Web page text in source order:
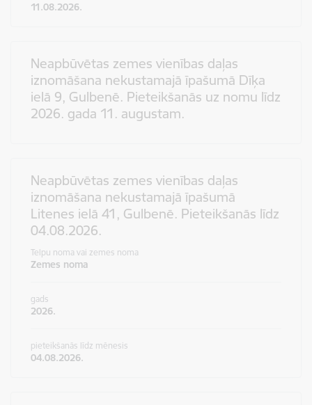
11.08.2026.
Neapbūvētas zemes vienības daļas
iznomāšana nekustamajā īpašumā Dīķa
ielā 9, Gulbenē. Pieteikšanās uz nomu līdz
2026. gada 11. augustam.
Neapbūvētas zemes vienības daļas
iznomāšana nekustamajā īpašumā
Litenes ielā 41, Gulbenē. Pieteikšanās līdz
04.08.2026.
Telpu noma vai zemes noma
Zemes noma
gads
2026.
pieteikšanās līdz mēnesis
04.08.2026.